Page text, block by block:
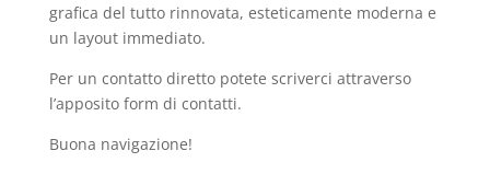
grafica del tutto rinnovata, esteticamente moderna e
un layout immediato.
Per un contatto diretto potete scriverci attraverso
l’apposito form di contatti.
Buona navigazione!